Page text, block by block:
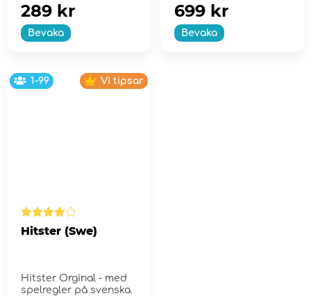
Bevaka
289 kr
Bevaka
699 kr
1-99 Vi tipsar
Hitster (Swe)
Hitster Orginal - med
spelregler på svenska.